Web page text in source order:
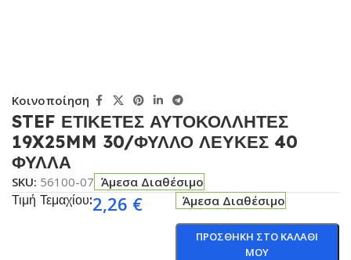
Κοινοποίηση
STEF ΕΤΙΚΕΤΕΣ ΑΥΤΟΚΟΛΛΗΤΕΣ
19X25MM 30/ΦΥΛΛΟ ΛΕΥΚΕΣ 40
ΦΥΛΛΑ
SKU: 56100-07 Άμεσα Διαθέσιμο
Τιμή Τεμαχίου:2,26 € Άμεσα Διαθέσιμο
ΠΡΟΣΘΗΚΗ ΣΤΟ ΚΑΛΑΘΙ
ΜΟΥ